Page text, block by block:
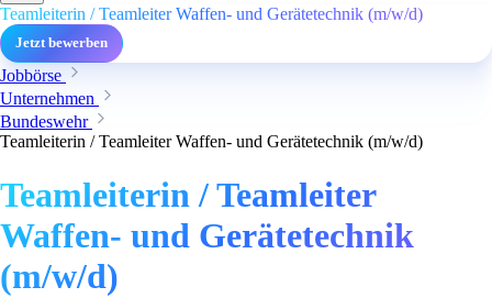
Teamleiterin / Teamleiter Waffen- und Gerätetechnik (m/w/d)
Jetzt bewerben
Jobbörse
Unternehmen
Bundeswehr
Teamleiterin / Teamleiter Waffen- und Gerätetechnik (m/w/d)
Teamleiterin / Teamleiter
Waffen- und Gerätetechnik
(m/w/d)